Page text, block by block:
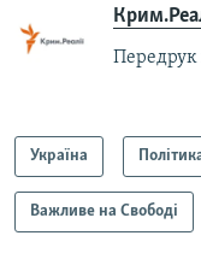
Передрук
Україна
Важливе на Свободі